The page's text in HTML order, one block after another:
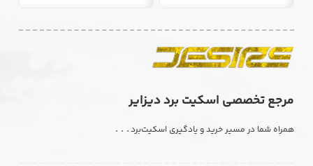
مرجع تخصصی اسکیت برد دیزایر
همراه شما در مسیر خرید و یادگیری اسکیت‌برد. . .